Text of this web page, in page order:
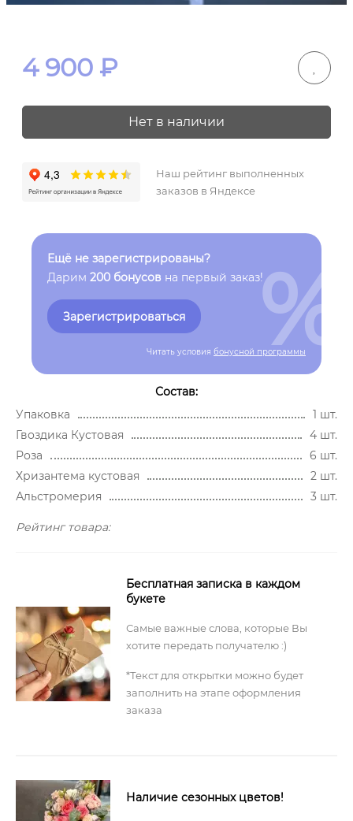
4 900 ₽
Нет в наличии
Наш рейтинг выполненных
заказов в Яндексе
Ещё не зарегистрированы?
Дарим 200 бонусов на первый заказ!
Зарегистрироваться
Читать условия бонусной программы
%
Состав:
Упаковка
1 шт.
Гвоздика Кустовая
4 шт.
Роза
6 шт.
Хризантема кустовая
2 шт.
Альстромерия
3 шт.
Рейтинг товара:
Бесплатная записка в каждом
букете
Самые важные слова, которые Вы
хотите передать получателю :)
*Текст для открытки можно будет
заполнить на этапе оформления
заказа
Наличие сезонных цветов!